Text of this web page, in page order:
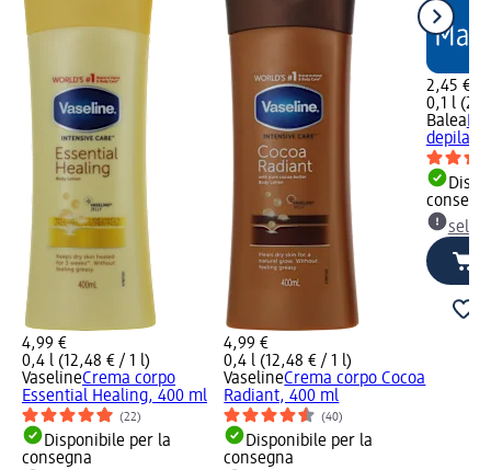
4,99 €
0,4 l (12,48 € / 1 l)
VaselineCrema corpo
Essential Healing, 400 ml
(22)
Disponibile per la
consegna
4,99 €
0,4 l (12,48 € / 1 l)
VaselineCrema corpo Cocoa
Radiant, 400 ml
(40)
Disponibile per la
consegna
2,45 €
0,1 l
Balea